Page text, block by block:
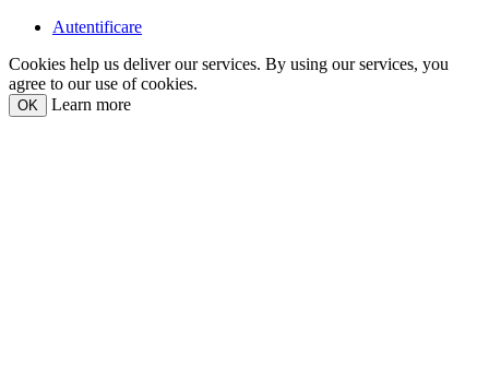
Autentificare
Cookies help us deliver our services. By using our services, you
agree to our use of cookies.
OK Learn more